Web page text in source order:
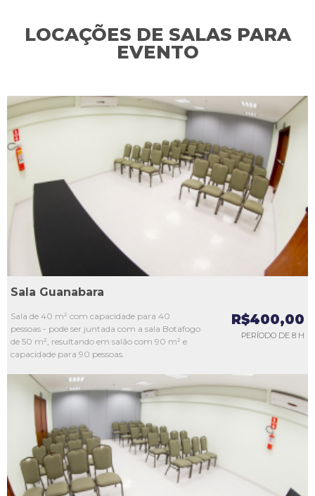
LOCAÇÕES DE SALAS PARA
EVENTO
L4
L5
Sala Guanabara
Sala de 40 m² com capacidade para 40
pessoas - pode ser juntada com a sala Botafogo
de 50 m², resultando em salão com 90 m² e
capacidade para 90 pessoas.
R$400,00
PERÍODO DE 8 H
L1
L2
L3
L4